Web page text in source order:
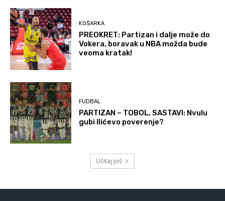
KOŠARKA
PREOKRET: Partizan i dalje može do
Vokera, boravak u NBA možda bude
veoma kratak!
FUDBAL
PARTIZAN – TOBOL, SASTAVI: Nvulu
gubi Ilićevo poverenje?
Učitaj još